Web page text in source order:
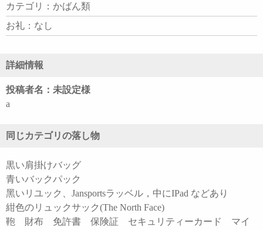
カテゴリ：かばん類
お礼：なし
詳細情報
投稿者名：未設定様
a
同じカテゴリの落し物
黒い肩掛けバッグ
青いバックパック
黑いリユック、Jansportsラッベル，中にIPad などあり
紺色のリュックサック(The North Face)
鞄 財布 免許書 保険証 セキュリティーカード マイ